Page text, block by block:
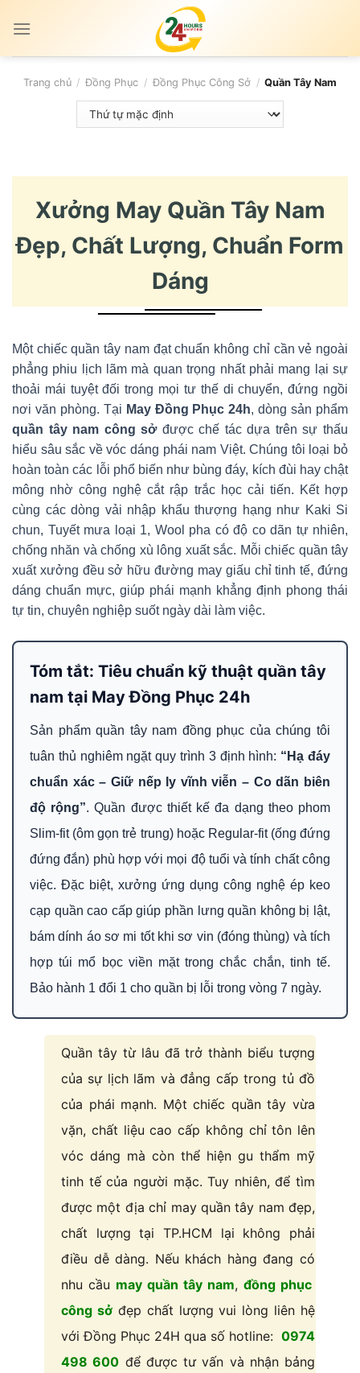
Trang chủ / Đồng Phục / Đồng Phục Công Sở / Quần Tây Nam
Xưởng May Quần Tây Nam
Đẹp, Chất Lượng, Chuẩn Form
Dáng
Một chiếc quần tây nam đạt chuẩn không chỉ cần vẻ ngoài
phẳng phiu lịch lãm mà quan trọng nhất phải mang lại sự
thoải mái tuyệt đối trong mọi tư thế di chuyển, đứng ngồi
nơi văn phòng. Tại May Đồng Phục 24h, dòng sản phẩm
quần tây nam công sởđược chế tác dựa trên sự thấu
hiểu sâu sắc về vóc dáng phái nam Việt. Chúng tôi loại bỏ
hoàn toàn các lỗi phổ biến như bùng đáy, kích đùi hay chật
mông nhờ công nghệ cắt rập trắc học cải tiến. Kết hợp
cùng các dòng vải nhập khẩu thượng hạng như Kaki Si
chun, Tuyết mưa loại 1, Wool pha có độ co dãn tự nhiên,
chống nhăn và chống xù lông xuất sắc. Mỗi chiếc quần tây
xuất xưởng đều sở hữu đường may giấu chỉ tinh tế, đứng
dáng chuẩn mực, giúp phái mạnh khẳng định phong thái
tự tin, chuyên nghiệp suốt ngày dài làm việc.
Tóm tắt: Tiêu chuẩn kỹ thuật quần tây
nam tại May Đồng Phục 24h
Sản phẩm quần tây nam đồng phục của chúng tôi
tuân thủ nghiêm ngặt quy trình 3 định hình: “Hạ đáy
chuẩn xác – Giữ nếp ly vĩnh viễn – Co dãn biên
độ rộng”. Quần được thiết kế đa dạng theo phom
Slim-fit (ôm gọn trẻ trung) hoặc Regular-fit (ống đứng
đứng đắn) phù hợp với mọi độ tuổi và tính chất công
việc. Đặc biệt, xưởng ứng dụng công nghệ ép keo
cạp quần cao cấp giúp phần lưng quần không bị lật,
bám dính áo sơ mi tốt khi sơ vin (đóng thùng) và tích
hợp túi mổ bọc viền mặt trong chắc chắn, tinh tế.
Bảo hành 1 đổi 1 cho quần bị lỗi trong vòng 7 ngày.
Quần tây từ lâu đã trở thành biểu tượng
của sự lịch lãm và đẳng cấp trong tủ đồ
của phái mạnh. Một chiếc quần tây vừa
vặn, chất liệu cao cấp không chỉ tôn lên
vóc dáng mà còn thể hiện gu thẩm mỹ
tinh tế của người mặc. Tuy nhiên, để tìm
được một địa chỉ may quần tây nam đẹp,
chất lượng tại TP.HCM lại không phải
điều dễ dàng. Nếu khách hàng đang có
nhu cầu may quần tây nam, đồng phục
công sởđẹp chất lượng vui lòng liên hệ
với Đồng Phục 24H qua số hotline: 0974
498 600 để được tư vấn và nhận bảng